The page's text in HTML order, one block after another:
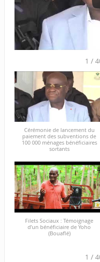
1 /
Cérémonie de lancement du
paiement des subventions de
100 000 ménages bénéficiaires
sortants
Filets Sociaux : Témoignage
d’un bénéficiaire de Yoho
(Bouaflé)
1 /